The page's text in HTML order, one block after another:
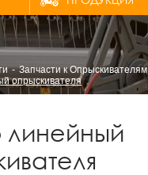
Запчасти к Опрыскивателям
опрыскивателя
линейный